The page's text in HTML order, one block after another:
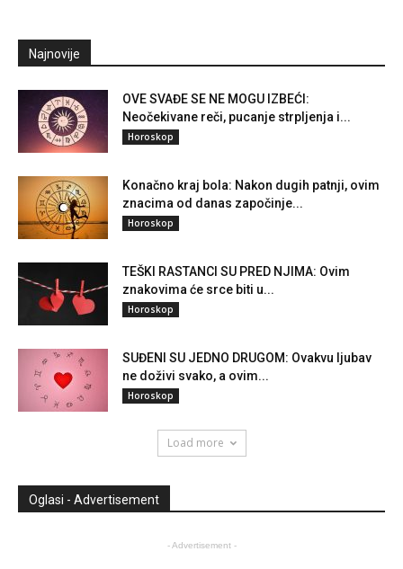
Najnovije
OVE SVAĐE SE NE MOGU IZBEĆI:
Neočekivane reči, pucanje strpljenja i...
Horoskop
Konačno kraj bola: Nakon dugih patnji, ovim
znacima od danas započinje...
Horoskop
TEŠKI RASTANCI SU PRED NJIMA: Ovim
znakovima će srce biti u...
Horoskop
SUĐENI SU JEDNO DRUGOM: Ovakvu ljubav
ne doživi svako, a ovim...
Horoskop
Load more
Oglasi - Advertisement
- Advertisement -